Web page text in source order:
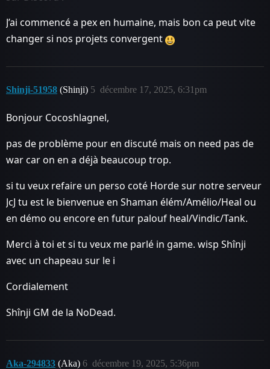
J’ai commencé a pex en humaine, mais bon ca peut vite
changer si nos projets convergent
Shinji-51958 (Shinji) décembre 17, 2025, 6:31pm
5
Bonjour Cocoshlagnel,
pas de problème pour en discuté mais on need pas de
war car on en a déjà beaucoup trop.
si tu veux refaire un perso coté Horde sur notre serveur
JcJ tu est le bienvenue en Shaman élém/Amélio/Heal ou
en démo ou encore en futur palouf heal/Vindic/Tank.
Merci à toi et si tu veux me parlé in game. wisp Shînji
avec un chapeau sur le i
Cordialement
Shînji GM de la NoDead.
Aka-294833 (Aka) décembre 19, 2025, 5:36pm
6